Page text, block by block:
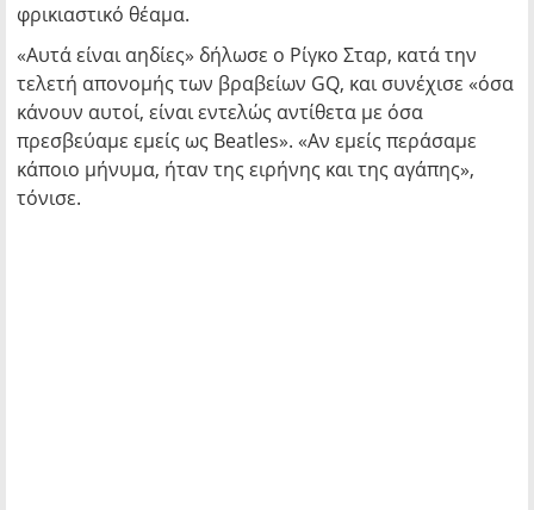
φρικιαστικό θέαμα.
«Αυτά είναι αηδίες» δήλωσε ο Ρίγκο Σταρ, κατά την
τελετή απονομής των βραβείων GQ, και συνέχισε «όσα
κάνουν αυτοί, είναι εντελώς αντίθετα με όσα
πρεσβεύαμε εμείς ως Beatles». «Αν εμείς περάσαμε
κάποιο μήνυμα, ήταν της ειρήνης και της αγάπης»,
τόνισε.